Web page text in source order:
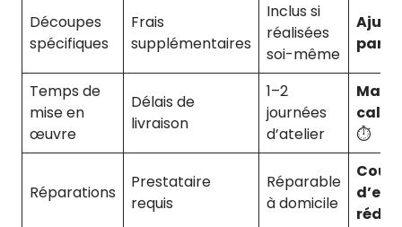
Découpes
spécifiques
Frais
supplémentaires
Inclus si
réalisées
soi-même
Temps de
mise en
œuvre
Délais de
livraison
1–2
journées
d’atelier
⏱️
Réparations
Prestataire
requis
Réparable
à domicile
Coût